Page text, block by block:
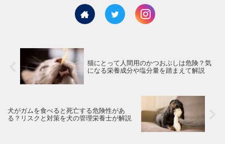
猫にとって人間用のかつおぶしは危険？気
になる栄養成分や塩分量を踏まえて解説
犬がガムを食べると死亡する危険性があ
る？リスクと対策を犬の管理栄養士が解説